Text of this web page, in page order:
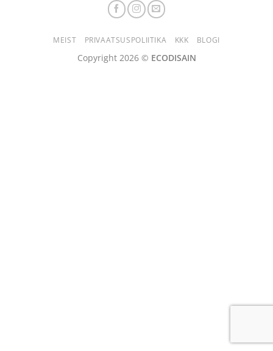
MEIST PRIVAATSUSPOLIITIKA KKK BLOGI
Copyright 2026 © ECODISAIN